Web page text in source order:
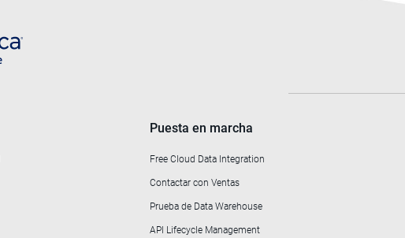
Puesta en marcha
Free Cloud Data Integration
Contactar con Ventas
Prueba de Data Warehouse
API Lifecycle Management